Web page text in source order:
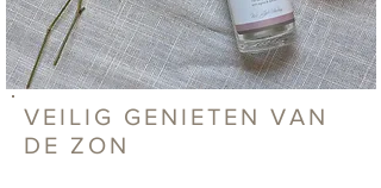
VEILIG GENIETEN VAN
DE ZON